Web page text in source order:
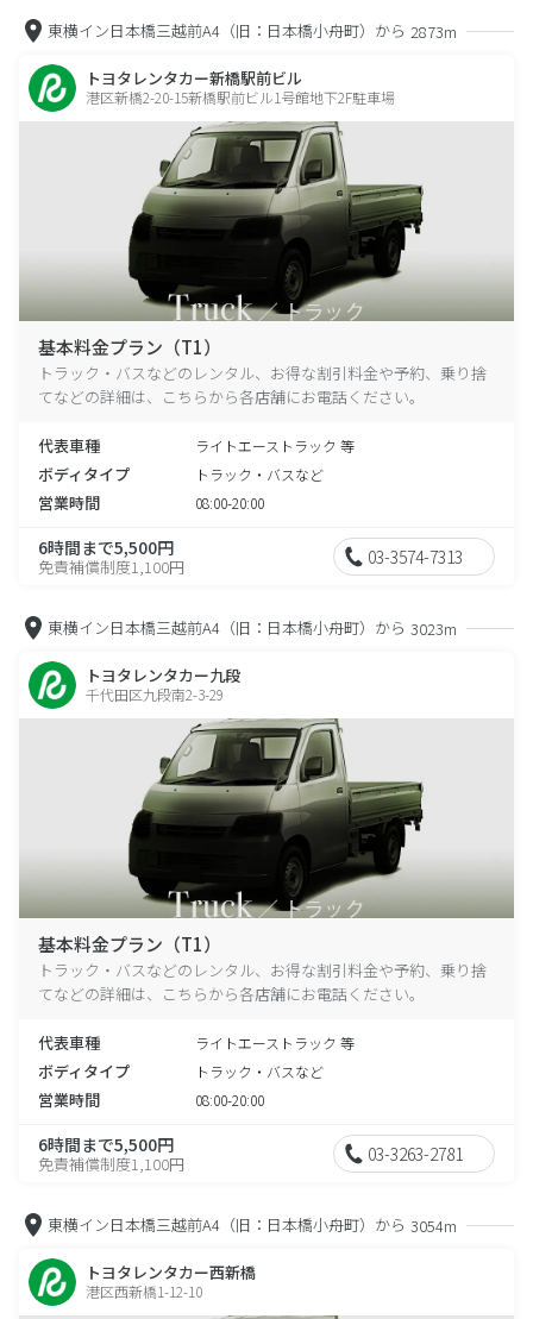
東横イン日本橋三越前A4（旧：日本橋小舟町）から 2873m
トヨタレンタカー新橋駅前ビル
港区新橋2-20-15新橋駅前ビル1号館地下2F駐車場
基本料金プラン（T1）
トラック・バスなどのレンタル、お得な割引料金や予約、乗り捨
てなどの詳細は、こちらから各店舗にお電話ください。
代表車種 ライトエーストラック 等
ボディタイプ トラック・バスなど
営業時間 08:00-20:00
6時間まで5,500円
免責補償制度1,100円 03-3574-7313
東横イン日本橋三越前A4（旧：日本橋小舟町）から 3023m
トヨタレンタカー九段
千代田区九段南2-3-29
基本料金プラン（T1）
トラック・バスなどのレンタル、お得な割引料金や予約、乗り捨
てなどの詳細は、こちらから各店舗にお電話ください。
代表車種 ライトエーストラック 等
ボディタイプ トラック・バスなど
営業時間 08:00-20:00
6時間まで5,500円
免責補償制度1,100円 03-3263-2781
東横イン日本橋三越前A4（旧：日本橋小舟町）から 3054m
トヨタレンタカー西新橋
港区西新橋1-12-10